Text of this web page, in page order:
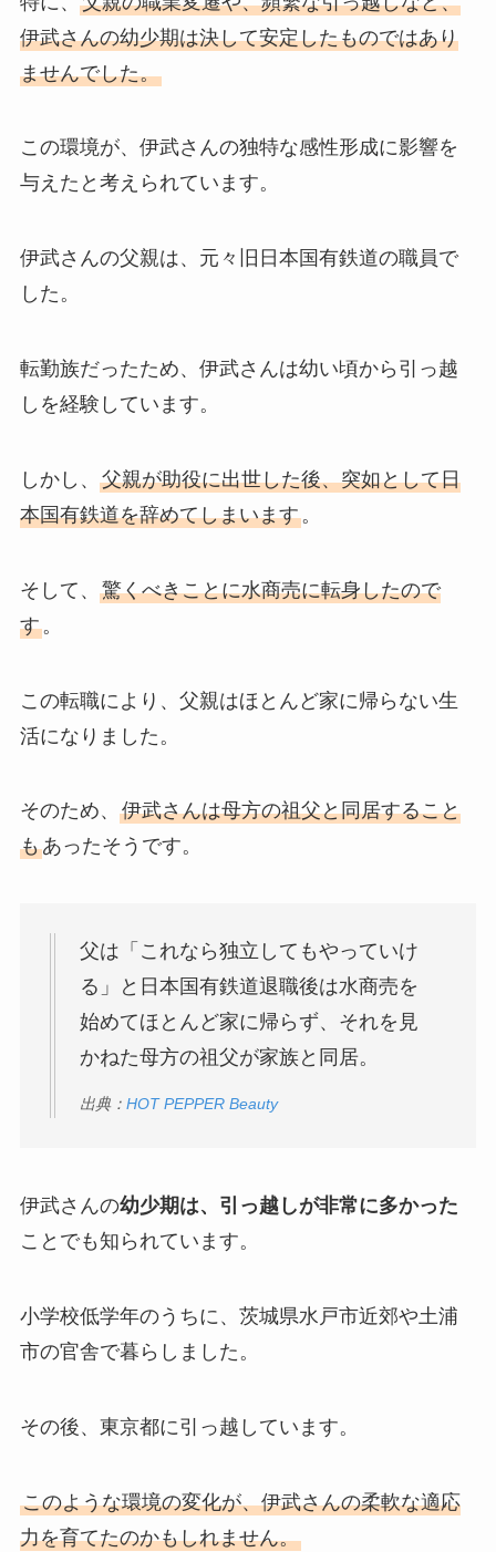
伊武さんの幼少期は決して安定したものではあり
ませんでした。
この環境が、伊武さんの独特な感性形成に影響を
与えたと考えられています。
伊武さんの父親は、元々旧日本国有鉄道の職員で
した。
転勤族だったため、伊武さんは幼い頃から引っ越
しを経験しています。
しかし、 父親が助役に出世した後、突如として日
本国有鉄道を辞めてしまいます。
そして、 驚くべきことに水商売に転身したので
す。
この転職により、父親はほとんど家に帰らない生
活になりました。
そのため、 伊武さんは母方の祖父と同居すること
もあったそうです。
父は「これなら独立してもやっていけ
る」と日本国有鉄道退職後は水商売を
始めてほとんど家に帰らず、それを見
かねた母方の祖父が家族と同居。
出典： HOT PEPPER Beauty
伊武さんの幼少期は、引っ越しが非常に多かった
ことでも知られています。
小学校低学年のうちに、茨城県水戸市近郊や土浦
市の官舎で暮らしました。
その後、東京都に引っ越しています。
このような環境の変化が、伊武さんの柔軟な適応
力を育てたのかもしれません。